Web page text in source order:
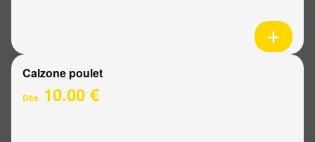
Calzone poulet
Dès 10.00 €